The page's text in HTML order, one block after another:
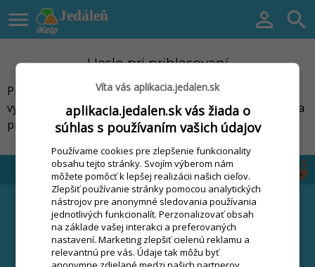
Jedáleň
  
Heslo pri prihlasovaní
Pri prvých spusteniach aplikácie, pokiaľ ešte nemáte
vytvorených vlastných užívateľov aplikácie, používajte na
prihlásenie prednastavené prihlasovacie heslo.
FUNKCIE
Čipový systém
Stravný list
Výkaz stravovaných
STIAHNUŤ
CENNÍK
VIAC
Víta vás aplikacia.jedalen.sk
aplikacia.jedalen.sk vás žiada o
súhlas s používaním vašich údajov
Používame cookies pre zlepšenie funkcionality
obsahu tejto stránky. Svojím výberom nám
môžete pomôcť k lepšej realizácii našich cieľov.
Zlepšiť používanie stránky pomocou analytických
nástrojov pre anonymné sledovania používania
jednotlivých funkcionalít. Perzonalizovať obsah
na základe vašej interakci a preferovaných
nastavení. Marketing zlepšiť cielenú reklamu a
relevantnú pre vás. Údaje tak môžu byť